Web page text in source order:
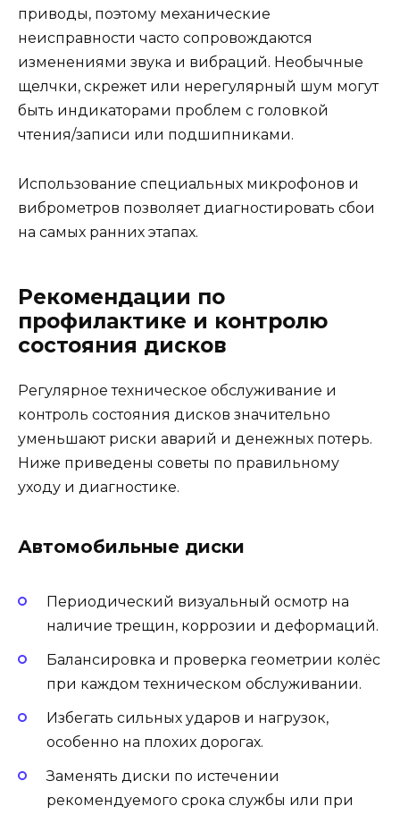
приводы, поэтому механические
неисправности часто сопровождаются
изменениями звука и вибраций. Необычные
щелчки, скрежет или нерегулярный шум могут
быть индикаторами проблем с головкой
чтения/записи или подшипниками.
Использование специальных микрофонов и
виброметров позволяет диагностировать сбои
на самых ранних этапах.
Рекомендации по
профилактике и контролю
состояния дисков
Регулярное техническое обслуживание и
контроль состояния дисков значительно
уменьшают риски аварий и денежных потерь.
Ниже приведены советы по правильному
уходу и диагностике.
Автомобильные диски
Периодический визуальный осмотр на
наличие трещин, коррозии и деформаций.
Балансировка и проверка геометрии колёс
при каждом техническом обслуживании.
Избегать сильных ударов и нагрузок,
особенно на плохих дорогах.
Заменять диски по истечении
рекомендуемого срока службы или при